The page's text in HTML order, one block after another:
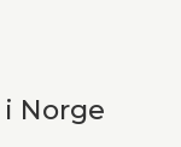
Norge